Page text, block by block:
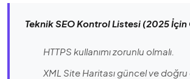
Teknik SEO Kontrol Listesi (2025
HTTPS kullanımı zorunlu olmalı.
XML Site Haritası güncel ve doğru